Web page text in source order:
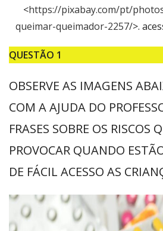
<https://pixabay.com/pt/
queimar-queimador-2257/>.
QUESTÃO 1
OBSERVE AS IMAGENS
COM A AJUDA DO
FRASES SOBRE OS RISCOS
PROVOCAR QUANDO
DE FÁCIL ACESSO AS